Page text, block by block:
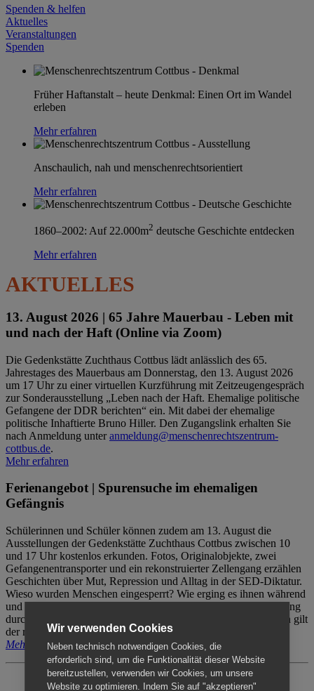
Spenden & helfen
Aktuelles
Veranstaltungen
Spenden
Früher Haftanstalt – heute Denkmal: Einen Ort im Wandel
erleben
Mehr erfahren
Anschaulich, nah und menschenrechtsorientiert
Mehr erfahren
1860–2002: Auf 22.000m2 deutsche Geschichte entdecken
Mehr erfahren
AKTUELLES
13. August 2026 | 65 Jahre Mauerbau - Leben mit
und nach der Haft (Online via Zoom)
Die Gedenkstätte Zuchthaus Cottbus lädt anlässlich des 65.
Jahrestages des Mauerbaus am Donnerstag, den 13. August 2026
um 17 Uhr zu einer virtuellen Kurzführung mit Zeitzeugengespräch
zur Sonderausstellung „Leben nach der Haft. Ehemalige politische
Gefangene der DDR berichten“ ein. Mit dabei der ehemalige
politische Inhaftierte Bruno Hiller. Den Zugangslink erhalten Sie
nach Anmeldung unteranmeldung@menschenrechtszentrum-
cottbus.de.
Mehr erfahren
Ferienangebot | Spurensuche im ehemaligen
Gefängnis
Schülerinnen und Schüler können zudem am 13. August die
Ausstellungen der Gedenkstätte Zuchthaus Cottbus zwischen 10
und 17 Uhr kostenlos erkunden. Fotos, Originalobjekte, zwei
Gefangenentransporter und ein rekonstruierter Zellengang erzählen
Geschichten über Mut, Repression und Alltag in der SED-Diktatur.
Wieso wurden Menschen eingesperrt? Wie erging es ihnen während
und nach der Haft? Der Besuch erfolgt individuell ohne Betreuung
durch das Menschenrechtszentrum Cottbus. Für Begleitpersonen gilt
der reguläre Eintritt (8€ / ermäßigt 5€).
Mehr erfahren
Wir verwenden Cookies
Neben technisch notwendigen Cookies, die
erforderlich sind, um die Funktionalität dieser Website
bereitzustellen, verwenden wir Cookies, um unsere
Website zu optimieren. Indem Sie auf "akzeptieren"